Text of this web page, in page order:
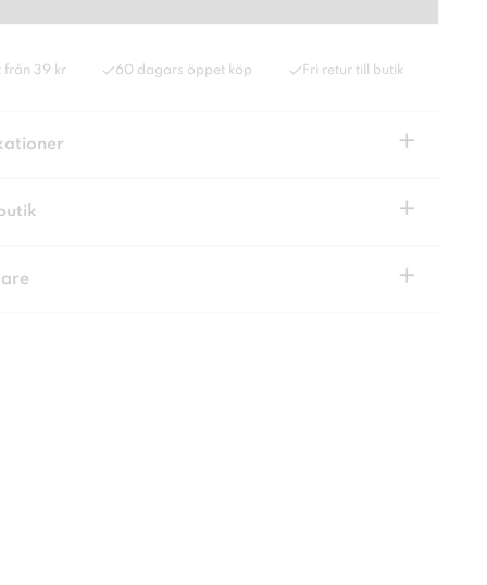
från 39 kr 60 dagars öppet köp Fri retur till butik
+
+
+